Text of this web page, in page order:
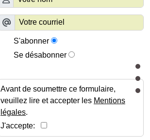
S'abonner
Se désabonner
Avant de soumettre ce formulaire,
veuillez lire et accepter les Mentions
légales.
J'accepte: